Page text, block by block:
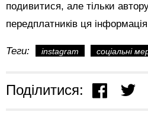
подивитися, але тільки
передплатників ця
Теги: instagram соціальні
Поділитися: